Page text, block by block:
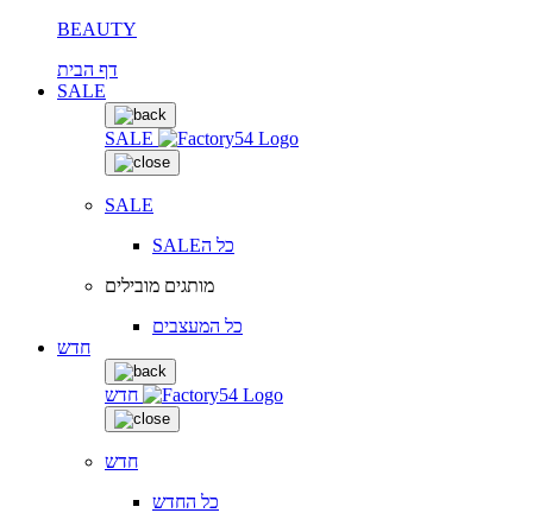
BEAUTY
דף הבית
SALE
SALE
SALE
SALEכל ה
מותגים מובילים
כל המעצבים
חדש
חדש
חדש
כל החדש